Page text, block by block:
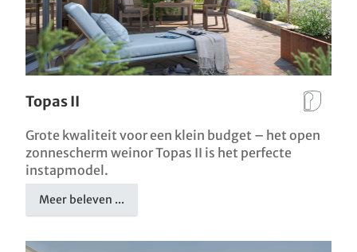
Topas II
Grote kwaliteit voor een klein budget – het open
zonnescherm weinor Topas II is het perfecte
instapmodel.
Meer beleven ...